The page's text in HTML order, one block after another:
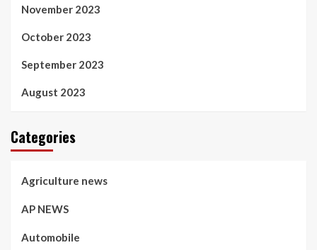
November 2023
October 2023
September 2023
August 2023
Categories
Agriculture news
AP NEWS
Automobile